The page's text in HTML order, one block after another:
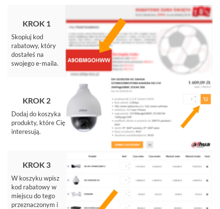
INTELIGENTNY
BUDYNEK
SIECI
LAN,
WLAN
AKCESORIA
WIEŻE
MOBILNE
MANAGER
ZESTAWY
WYPRZEDAŻ
(29)
KROK 1
Skopiuj kod
rabatowy, który
dostałeś na
swojego e-maila.
KROK 2
Dodaj do koszyka
produkty, które Cię
interesują.
KROK 3
W koszyku wpisz
kod rabatowy w
miejscu do tego
przeznaczonym i